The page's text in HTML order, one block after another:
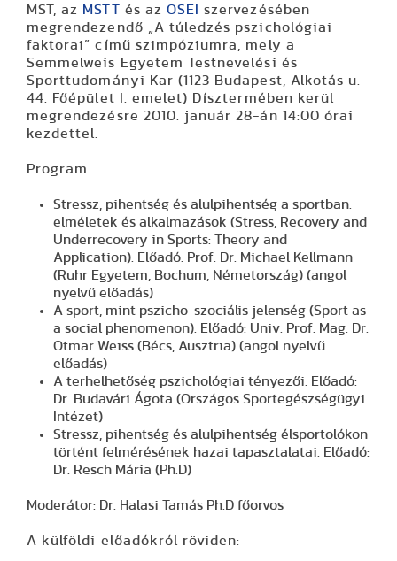
MST, az MSTT és az OSEI
szervezésében
megrendezendő „ A túledzés pszichológiai
faktorai” című szimpóziumra, mely a
Semmelweis Egyetem Testnevelési és
Sporttudományi Kar (1123 Budapest, Alkotás u.
44. Főépület I. emelet) Dísztermében kerül
megrendezésre 2010. január 28-án 14:00 órai
kezdettel.
Program
Stressz, pihentség és alulpihentség a sportban:
elméletek és alkalmazások (Stress, Recovery and
Underrecovery in Sports: Theory and
Application). Előadó: Prof. Dr. Michael Kellmann
(Ruhr Egyetem, Bochum, Németország) (angol
nyelvű előadás)
A sport, mint pszicho-szociális jelenség (Sport as
a social phenomenon). Előadó: Univ. Prof. Mag. Dr.
Otmar Weiss (Bécs, Ausztria) (angol nyelvű
előadás)
A terhelhetőség pszichológiai tényezői. Előadó:
Dr. Budavári Ágota (Országos Sportegészségügyi
Intézet)
Stressz, pihentség és alulpihentség élsportolókon
történt felmérésének hazai tapasztalatai. Előadó:
Dr. Resch Mária (Ph.D)
Moderátor: Dr. Halasi Tamás Ph.D főorvos
A külföldi előadókról röviden: